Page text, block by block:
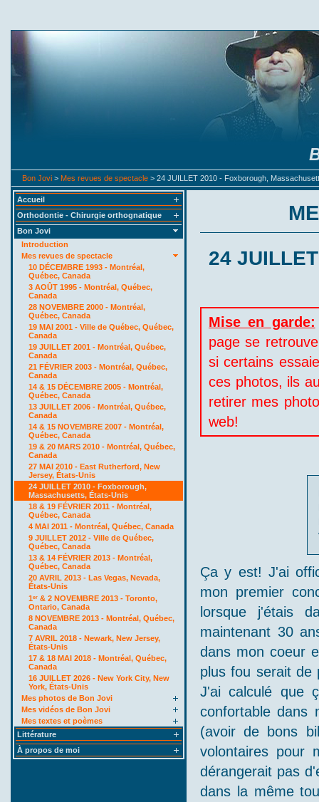
Bon Jovi > Mes revues de spectacle > 24 JUILLET 2010 - Foxborough,
24
Mise en garde:
page se
si certains
ces photos, ils
retirer mes
web!
Ça y est! J'ai
mon premier
lorsque j'étais
maintenant 30
dans mon coeur
plus fou serait de
J'ai calculé que
confortable dans
(avoir de bons
volontaires pour
dérangerait pas
dans la même
Accueil
Orthodontie - Chirurgie orthognatique
Bon Jovi
Introduction
Mes revues de spectacle
10 DÉCEMBRE 1993 - Montréal,
Québec, Canada
3 AOÛT 1995 - Montréal, Québec,
Canada
28 NOVEMBRE 2000 - Montréal,
Québec, Canada
19 MAI 2001 - Ville de Québec, Québec,
Canada
19 JUILLET 2001 - Montréal, Québec,
Canada
21 FÉVRIER 2003 - Montréal, Québec,
Canada
14 & 15 DÉCEMBRE 2005 - Montréal,
Québec, Canada
13 JUILLET 2006 - Montréal, Québec,
Canada
14 & 15 NOVEMBRE 2007 - Montréal,
Québec, Canada
19 & 20 MARS 2010 - Montréal, Québec,
Canada
27 MAI 2010 - East Rutherford, New
Jersey, États-Unis
24 JUILLET 2010 - Foxborough,
Massachusetts, États-Unis
18 & 19 FÉVRIER 2011 - Montréal,
Québec, Canada
4 MAI 2011 - Montréal, Québec, Canada
9 JUILLET 2012 - Ville de Québec,
Québec, Canada
13 & 14 FÉVRIER 2013 - Montréal,
Québec, Canada
20 AVRIL 2013 - Las Vegas, Nevada,
États-Unis
1er & 2 NOVEMBRE 2013 - Toronto,
Ontario, Canada
8 NOVEMBRE 2013 - Montréal, Québec,
Canada
7 AVRIL 2018 - Newark, New Jersey,
États-Unis
17 & 18 MAI 2018 - Montréal, Québec,
Canada
16 JUILLET 2026 - New York City, New
York, États-Unis
Mes photos de Bon Jovi
Mes vidéos de Bon Jovi
Mes textes et poèmes
Littérature
À propos de moi